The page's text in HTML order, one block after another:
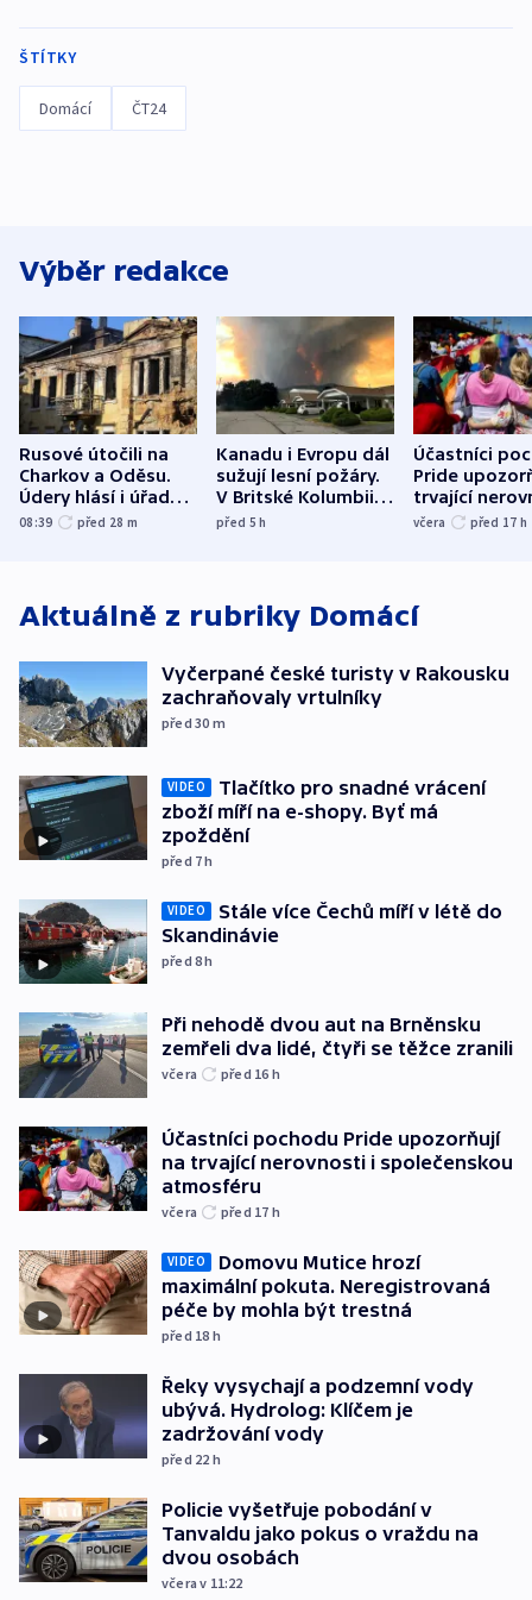
ŠTÍTKY
Domácí ČT24
Výběr redakce
Rusové útočili na
Charkov a Oděsu.
Údery hlásí i úřady v
Bělgorodu
08:39 před 28 m
Kanadu i Evropu dál
sužují lesní požáry.
V Britské Kolumbii
evakuovali tisíce lidí
před 5h
Účastníci
Pride
trvající
včera před 17 h
Aktuálně z rubriky Domácí
Vyčerpané české turisty v Rakousku
zachraňovaly vrtulníky
před 30 m
VIDEO
Tlačítko pro snadné vrácení
zboží míří na e-shopy. Byť má
zpoždění
před 7h
VIDEO
Stále více Čechů míří v létě do
Skandinávie
před 8h
Při nehodě dvou aut na Brněnsku
zemřeli dva lidé, čtyři se těžce zranili
včera před 16 h
Účastníci pochodu Pride upozorňují
na trvající nerovnosti i společenskou
atmosféru
včera před 17 h
VIDEO
Domovu Mutice hrozí
maximální pokuta. Neregistrovaná
péče by mohla být trestná
před 18 h
Řeky vysychají a podzemní vody
ubývá. Hydrolog: Klíčem je
zadržování vody
před 22 h
Policie vyšetřuje pobodání v
Tanvaldu jako pokus o vraždu na
dvou osobách
včera v 11:22